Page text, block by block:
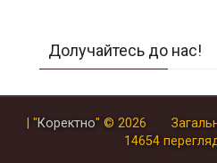
Долучайтесь до нас!
| "Коректно" © 2026
14654